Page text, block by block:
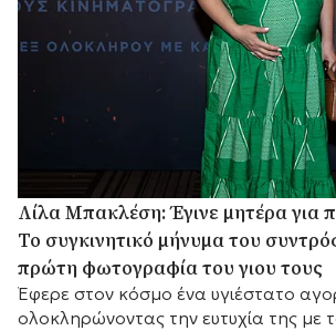
Λίλα Μπακλέση: Έγινε μητέρα για
Το συγκινητικό μήνυμα του
πρώτη φωτογραφία του γιου τους
Έφερε στον κόσμο ένα υγιέστατο
ολοκληρώνοντας την ευτυχία της με